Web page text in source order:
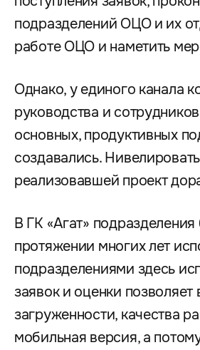
подразделений ОЦО и их
работе ОЦО и наметить
Однако, у единого канала
руководства и
основных, продуктивных
создавались.
реализовавшей проект
В ГК «Агат»
протяжении многих лет
подразделениями здесь
заявок и оценки
загруженности, качества
мобильная версия, а